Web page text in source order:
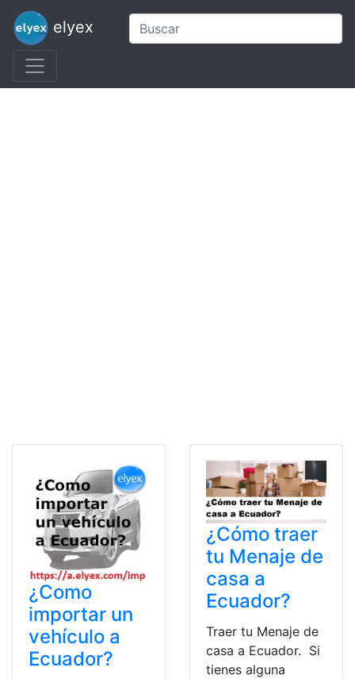
elyex
¿Como
importar un
vehículo a
Ecuador?
¿Cómo traer
tu Menaje de
casa a
Ecuador?
Traer tu Menaje de
casa a Ecuador. Si
tienes alguna